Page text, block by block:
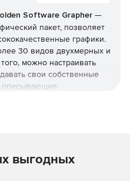
Software Grapher —
пакет, позволяет
графики.
30 видов двухмерных и
можно настраивать
свои собственные
описывающие
картами или картами
выгодных